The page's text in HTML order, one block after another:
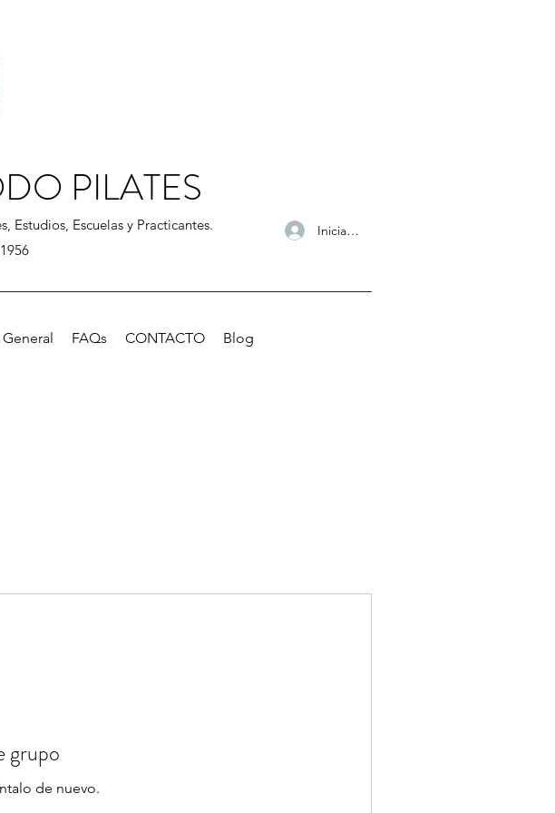
PILATES
Estudios, Escuelas y Practicantes.
Iniciar sesión
FAQs CONTACTO Blog
grupo
de nuevo.